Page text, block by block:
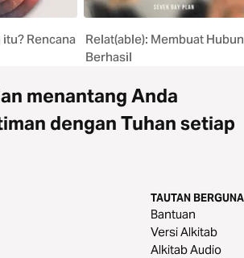
Rencana
Relat(able): Membuat
Berhasil
menantang Anda
dengan Tuhan setiap
TAUTAN BERGUNA
Bantuan
Versi Alkitab
Alkitab Audio